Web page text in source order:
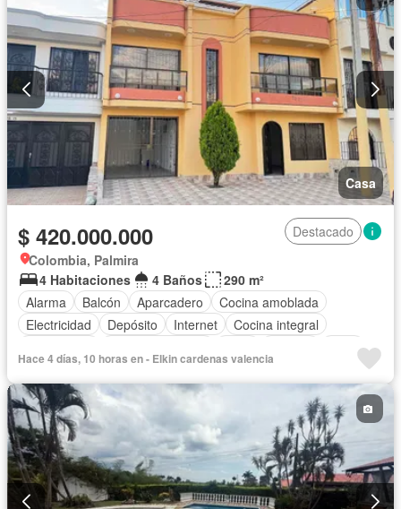
Casa
$ 420.000.000
Destacado
Colombia, Palmira
4 Habitaciones
4 Baños
290 m²
Alarma
Balcón Aparcadero
Cocina amoblada
Electricidad
Depósito Internet
Cocina integral
Vigilante
Barbecue
Hace 4 días, 10 horas en - Elkin cardenas valencia